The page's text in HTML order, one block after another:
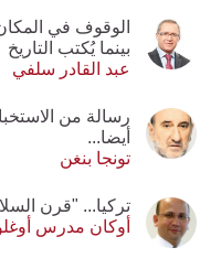
الوقوف في
بينما يُكتب التاريخ
عبد القادر سلفي
أيضا...
تونجا بنغن
تركيا... "قرن
أوكان مدرس